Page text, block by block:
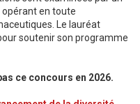
opérant en toute
Le lauréat
soutenir son programme
ce concours en 2026.